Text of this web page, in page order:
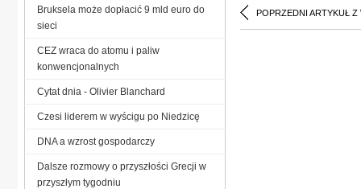
POPRZEDNI ARTYKUŁ Z
Bruksela może dopłacić 9 mld euro do
sieci
CEZ wraca do atomu i paliw
konwencjonalnych
Cytat dnia - Olivier Blanchard
Czesi liderem w wyścigu po Niedzicę
DNA a wzrost gospodarczy
Dalsze rozmowy o przyszłości Grecji w
przyszłym tygodniu